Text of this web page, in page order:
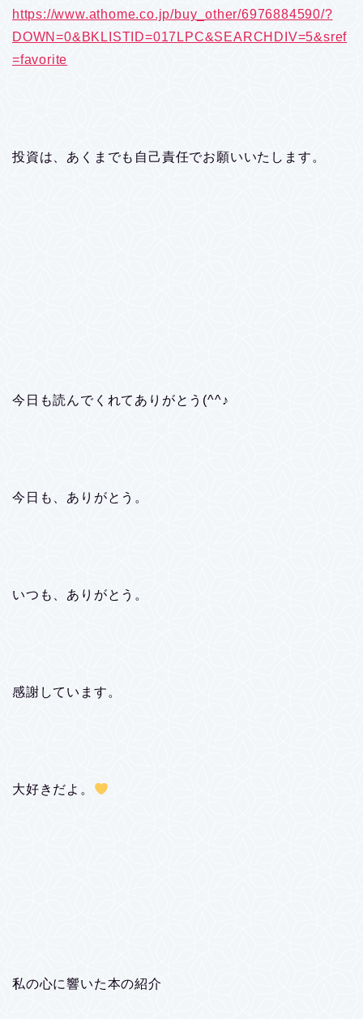
https://www.athome.co.jp/buy_other/6976884590/?
DOWN=0&BKLISTID=017LPC&SEARCHDIV=5&sref
=favorite
投資は、あくまでも自己責任でお願いいたします。
今日も読んでくれてありがとう(^^♪
今日も、ありがとう。
いつも、ありがとう。
感謝しています。
大好きだよ。
私の心に響いた本の紹介